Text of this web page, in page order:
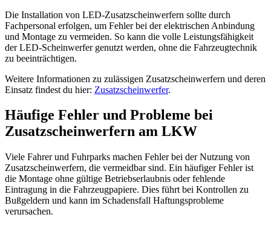
Die Installation von LED-Zusatzscheinwerfern sollte durch
Fachpersonal erfolgen, um Fehler bei der elektrischen Anbindung
und Montage zu vermeiden. So kann die volle Leistungsfähigkeit
der LED-Scheinwerfer genutzt werden, ohne die Fahrzeugtechnik
zu beeinträchtigen.
Weitere Informationen zu zulässigen Zusatzscheinwerfern und deren
Einsatz findest du hier: Zusatzscheinwerfer.
Häufige Fehler und Probleme bei
Zusatzscheinwerfern am LKW
Viele Fahrer und Fuhrparks machen Fehler bei der Nutzung von
Zusatzscheinwerfern, die vermeidbar sind. Ein häufiger Fehler ist
die Montage ohne gültige Betriebserlaubnis oder fehlende
Eintragung in die Fahrzeugpapiere. Dies führt bei Kontrollen zu
Bußgeldern und kann im Schadensfall Haftungsprobleme
verursachen.